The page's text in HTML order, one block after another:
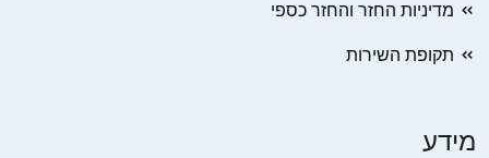
מדיניות החזר והחזר כספי
תקופת השירות
מידע